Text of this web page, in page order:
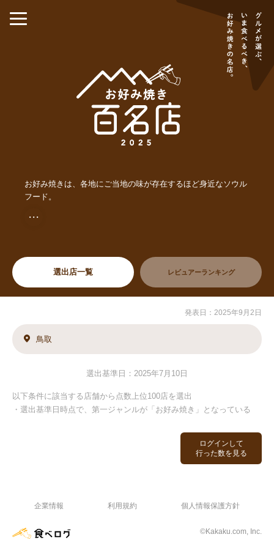
お好み焼きは、各地にご当地の味が存在するほど身近なソウル
フード。
・・・
選出店一覧 レビュアーランキング
ログインして
行った数を見る
発表日：2025年9月2日
鳥取
選出基準日：2025年7月10日
以下条件に該当する店舗から点数上位100店を選出
・選出基準日時点で、第一ジャンルが「お好み焼き」となっている
企業情報 利用規約 個人情報保護方針
©Kakaku.com, Inc.